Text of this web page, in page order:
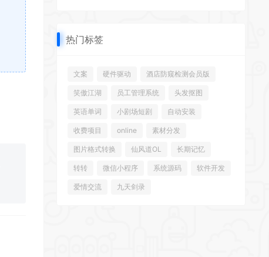
热门标签
文案 硬件驱动 酒店防窥检测会员版
笑傲江湖 员工管理系统 头发抠图
英语单词 小剧场短剧 自动安装
收费项目 online 素材分发
图片格式转换 仙风道OL 长期记忆
转转 微信小程序 系统源码 软件开发
爱情交流 九天剑录